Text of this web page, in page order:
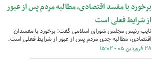
برخورد با مفسد اقتصادی، مطالبه مردم پس از عبور
از شرایط فعلی است
نایب رئیس مجلس شورای اسلامی گفت: برخورد با مفسدان
اقتصادی، مطالبه جدی مردم پس از عبور از شرایط فعلی است.
۲۸ فروردین ۰۵ - ۱۵:۰۲